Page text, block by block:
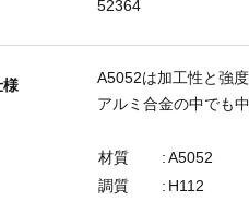
52364
様
A5052は加工性と強
アルミ合金の中でも
材質 :A5052
調質
: H112